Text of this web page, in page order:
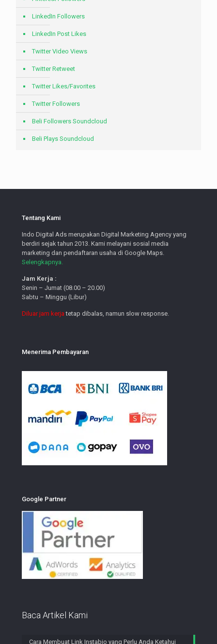
LinkedIn Followers
LinkedIn Post Likes
Twitter Video Views
Twitter Retweet
Twitter Likes/Favorites
Twitter Followers
Beli Followers Soundcloud
Beli Plays Soundcloud
Tentang Kami
Indo Digital Ads merupakan Digital Marketing Agency yang
berdiri sejak tahun 2013. Kami melayani sosial media
marketing dan pendaftaran usaha di Google Maps.
Selengkapnya.
Jam Kerja :
Senin – Jumat (08.00 – 20.00)
Sabtu – Minggu (Libur)
Diluar jam kerja tetap dibalas, namun slow response.
Menerima Pembayaran
Google Partner
Baca Artikel Kami
Cara Membuat Link Instabio yang Perlu Anda Ketahui